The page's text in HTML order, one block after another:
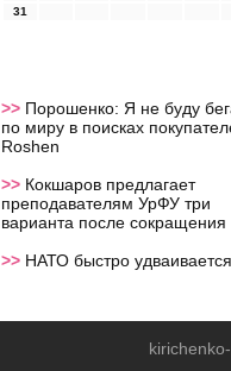
31
>> Порошенко: Я не буду
по миру в поисках
Roshen
>> Кокшаров предлагает
преподавателям УрФУ три
варианта после сокращения
>> НАТО быстро удваивается